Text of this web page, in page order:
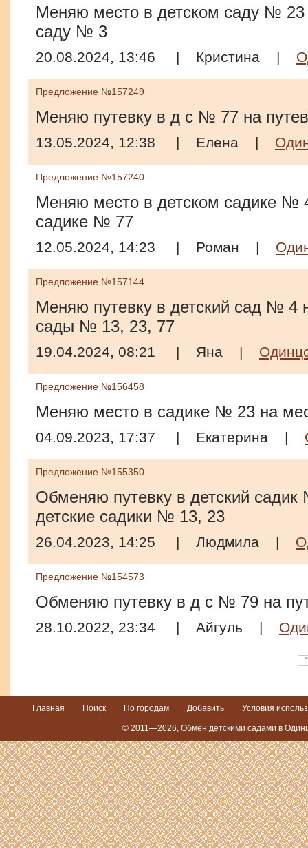
Меняю место в детском саду № 23
саду № 3
20.08.2024, 13:46 | Кристина |
Предложение №157249
Меняю путевку в д с № 77 на
13.05.2024, 12:38 | Елена |
Предложение №157240
Меняю место в детском садике №
садике № 77
12.05.2024, 14:23 | Роман |
Предложение №157144
Меняю путевку в детский сад № 4
сады № 13, 23, 77
19.04.2024, 08:21 | Яна |
Предложение №156458
Меняю место в садике № 23 на
04.09.2023, 17:37 | Екатерина |
Предложение №155350
Обменяю путевку в детский садик
детские садики № 13, 23
26.04.2023, 14:25 | Людмила |
Предложение №154573
Обменяю путевку в д с № 79 на
28.10.2022, 23:34 | Айгуль |
Главная Поиск По городам Добавить Условия
© 2011—2026, Обмен детскими садами в